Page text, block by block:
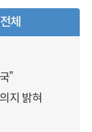
전체
”
지 밝혀